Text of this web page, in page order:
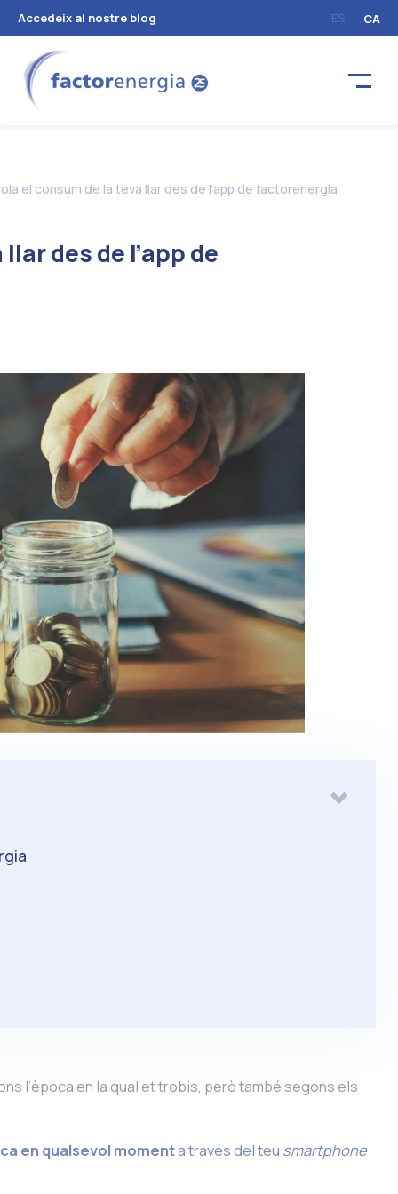
Accedeix al nostre blog ES CA
el consum de la teva llar des de l’app de factorenergia
des de l’app de
l’època en la qual et trobis, però també segons els
en qualsevol momenta través del teu smartphone